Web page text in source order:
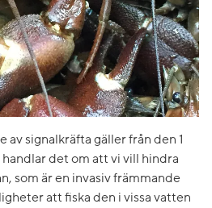
av signalkräfta gäller från den 1
det om att vi vill hindra
som är en invasiv främmande
att fiska den i vissa vatten